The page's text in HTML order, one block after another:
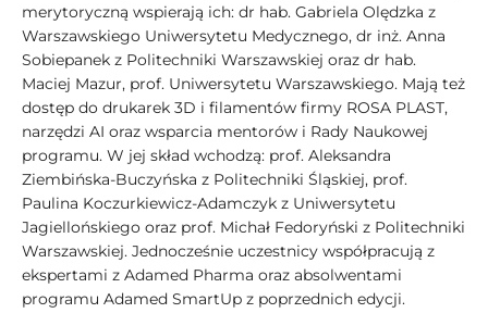
merytoryczną wspierają ich: dr hab. Gabriela Olędzka z
Warszawskiego Uniwersytetu Medycznego, dr inż. Anna
Sobiepanek z Politechniki Warszawskiej oraz dr hab.
Maciej Mazur, prof. Uniwersytetu Warszawskiego. Mają też
dostęp do drukarek 3D i filamentów firmy ROSA PLAST,
narzędzi AI oraz wsparcia mentorów i Rady Naukowej
programu. W jej skład wchodzą: prof. Aleksandra
Ziembińska-Buczyńska z Politechniki Śląskiej, prof.
Paulina Koczurkiewicz-Adamczyk z Uniwersytetu
Jagiellońskiego oraz prof. Michał Fedoryński z Politechniki
Warszawskiej. Jednocześnie uczestnicy współpracują z
ekspertami z Adamed Pharma oraz absolwentami
programu Adamed SmartUp z poprzednich edycji.